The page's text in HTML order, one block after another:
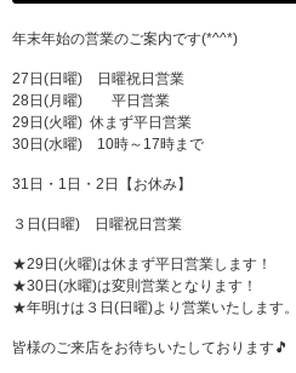
年末年始の営業のご案内です(*^^*)
27日(日曜) 日曜祝日営業
28日(月曜) 平日営業
29日(火曜) 休まず平日営業
30日(水曜) 10時～17時まで
31日・1日・2日【お休み】
３日(日曜) 日曜祝日営業
★29日(火曜)は休まず平日営業します！
★30日(水曜)は変則営業となります！
★年明けは３日(日曜)より営業いたします。
皆様のご来店をお待ちいたしております🎵